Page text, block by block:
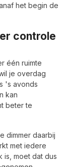
het begin de
controle
één ruimte
je overdag
's avonds
kan
beter te
dimmer daarbij
met iedere
is, moet dat dus